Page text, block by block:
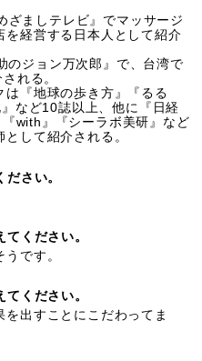
ましテレビ』でマッサージ
経営する日本人として紹介
ジョン万次郎』で、台湾で
れる。
『地球の歩き方』『るる
など10誌以上、他に『日経
with』『シーラボ美研』など
して紹介される。
さい。
ください。
です。
ください。
出すことにこだわってま